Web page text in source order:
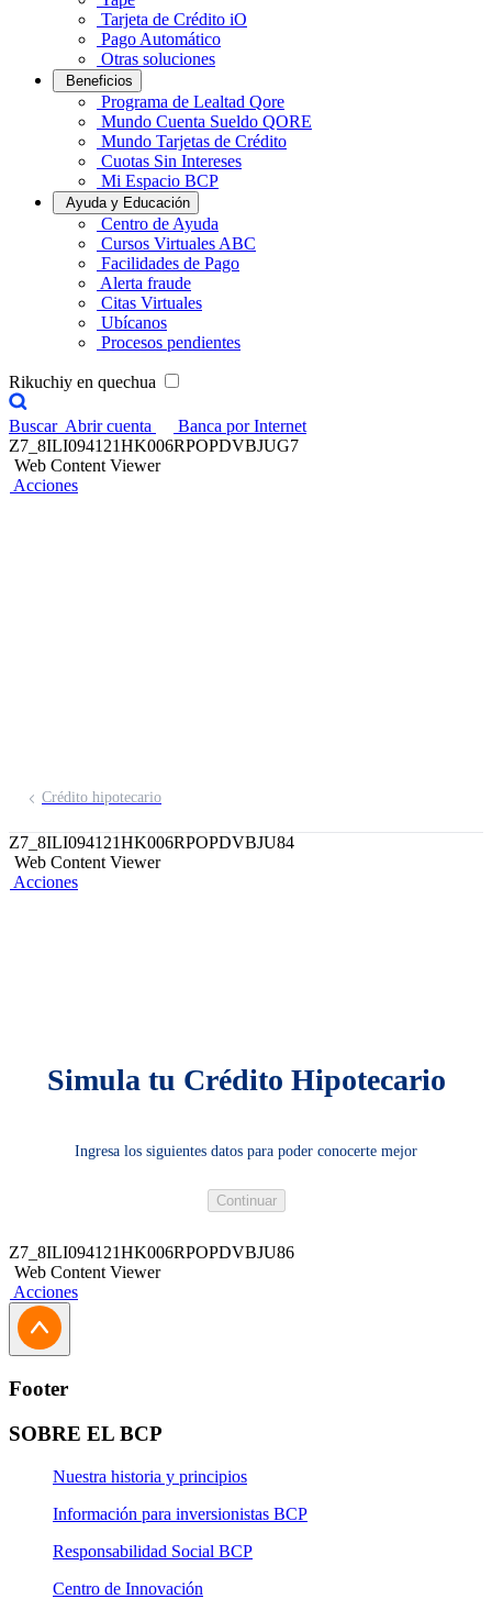
Tarjeta de Crédito iO
Pago Automático
Otras soluciones
Beneficios
Programa de Lealtad Qore
Mundo Cuenta Sueldo QORE
Mundo Tarjetas de Crédito
Cuotas Sin Intereses
Mi Espacio BCP
Ayuda y Educación
Centro de Ayuda
Cursos Virtuales ABC
Facilidades de Pago
Alerta fraude
Citas Virtuales
Ubícanos
Procesos pendientes
Rikuchiy en quechua
Buscar Abrir cuenta
Banca por Internet
Z7_8ILI094121HK006RPOPDVBJUG7
Web Content Viewer
Acciones
Crédito hipotecario
Z7_8ILI094121HK006RPOPDVBJU84
Web Content Viewer
Acciones
Simula tu Crédito Hipotecario
Ingresa los siguientes datos para poder conocerte mejor
Continuar
En 16 años
Ver detalle
Tu elección
Z7_8ILI094121HK006RPOPDVBJU86
Web Content Viewer
Acciones
Footer
SOBRE EL BCP
Nuestra historia y principios
Información para inversionistas BCP
Responsabilidad Social BCP
Centro de Innovación